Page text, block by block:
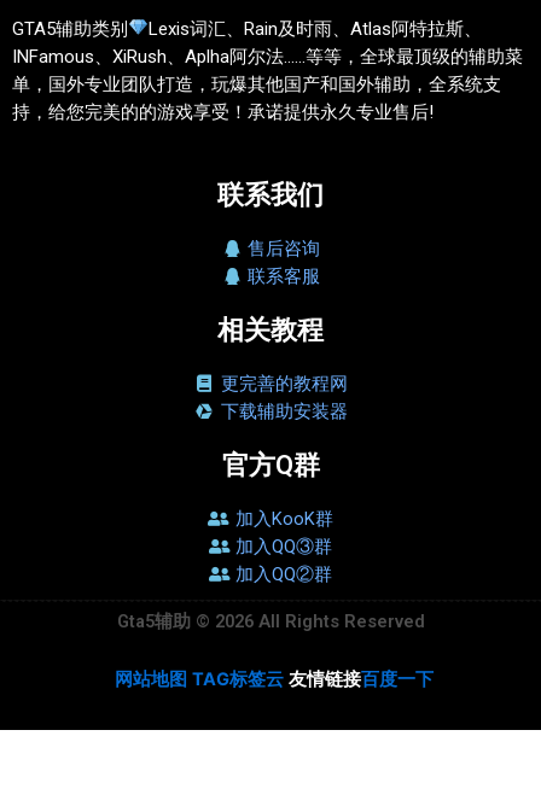
GTA5辅助类别
Lexis词汇、Rain及时雨、Atlas阿特拉斯、
INFamous、XiRush、Aplha阿尔法……等等，全球最顶级的辅助菜
单，国外专业团队打造，玩爆其他国产和国外辅助，全系统支
持，给您完美的的游戏享受！承诺提供永久专业售后!
联系我们
售后咨询
联系客服
相关教程
更完善的教程网
下载辅助安装器
官方Q群
加入KooK群
加入QQ③群
加入QQ②群
Gta5辅助 © 2026 All Rights Reserved
网站地图 TAG标签云 友情链接百度一下